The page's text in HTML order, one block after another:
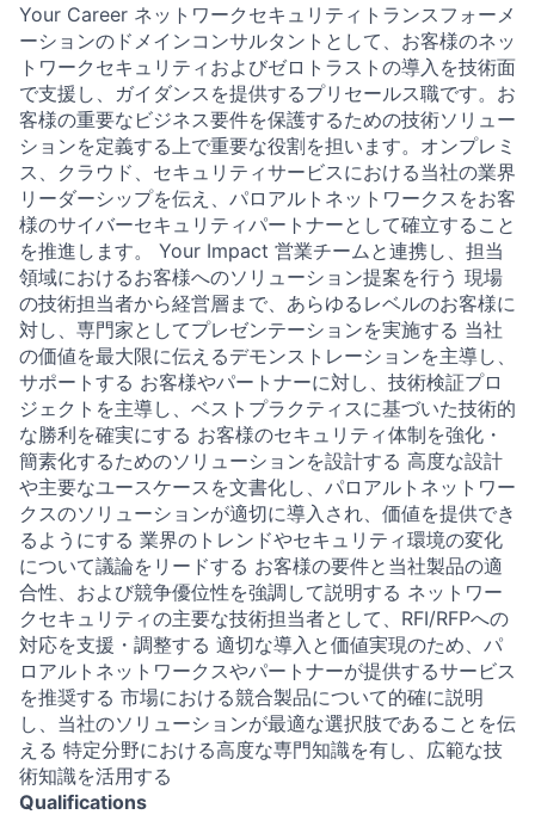
Your Career ネットワークセキュリティトランスフォーメ
ーションのドメインコンサルタントとして、お客様のネッ
トワークセキュリティおよびゼロトラストの導入を技術面
で支援し、ガイダンスを提供するプリセールス職です。お
客様の重要なビジネス要件を保護するための技術ソリュー
ションを定義する上で重要な役割を担います。オンプレミ
ス、クラウド、セキュリティサービスにおける当社の業界
リーダーシップを伝え、パロアルトネットワークスをお客
様のサイバーセキュリティパートナーとして確立すること
を推進します。 Your Impact 営業チームと連携し、担当
領域におけるお客様へのソリューション提案を行う 現場
の技術担当者から経営層まで、あらゆるレベルのお客様に
対し、専門家としてプレゼンテーションを実施する 当社
の価値を最大限に伝えるデモンストレーションを主導し、
サポートする お客様やパートナーに対し、技術検証プロ
ジェクトを主導し、ベストプラクティスに基づいた技術的
な勝利を確実にする お客様のセキュリティ体制を強化・
簡素化するためのソリューションを設計する 高度な設計
や主要なユースケースを文書化し、パロアルトネットワー
クスのソリューションが適切に導入され、価値を提供でき
るようにする 業界のトレンドやセキュリティ環境の変化
について議論をリードする お客様の要件と当社製品の適
合性、および競争優位性を強調して説明する ネットワー
クセキュリティの主要な技術担当者として、RFI/RFPへの
対応を支援・調整する 適切な導入と価値実現のため、パ
ロアルトネットワークスやパートナーが提供するサービス
を推奨する 市場における競合製品について的確に説明
し、当社のソリューションが最適な選択肢であることを伝
える 特定分野における高度な専門知識を有し、広範な技
術知識を活用する
Qualifications